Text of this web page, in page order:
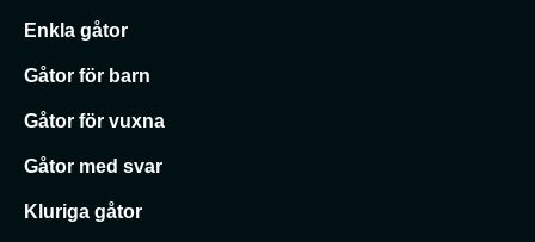
Enkla gåtor
Gåtor för barn
Gåtor för vuxna
Gåtor med svar
Kluriga gåtor